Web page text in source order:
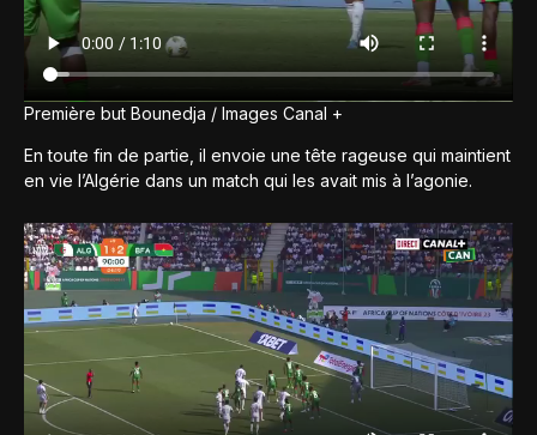
Première but Bounedja / Images Canal +
En toute fin de partie, il envoie une tête rageuse qui maintient
en vie l’Algérie dans un match qui les avait mis à l’agonie.